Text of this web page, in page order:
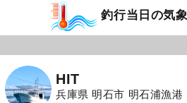
釣行当日の気
HIT
兵庫県 明石市 明石浦漁港